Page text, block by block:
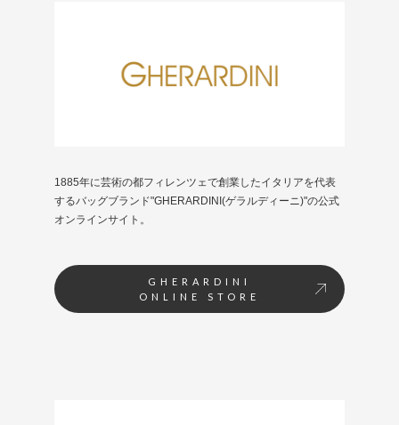
1885年に芸術の都フィレンツェで創業したイタリアを代表
するバッグブランド"GHERARDINI(ゲラルディーニ)"の公式
オンラインサイト。
GHERARDINI
ONLINE STORE